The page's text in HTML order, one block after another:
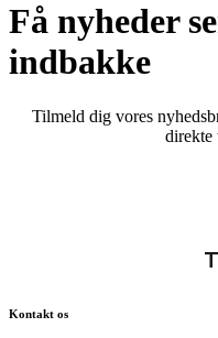
Få nyheder
indbakke
Tilmeld dig vores
direkte
Kontakt os